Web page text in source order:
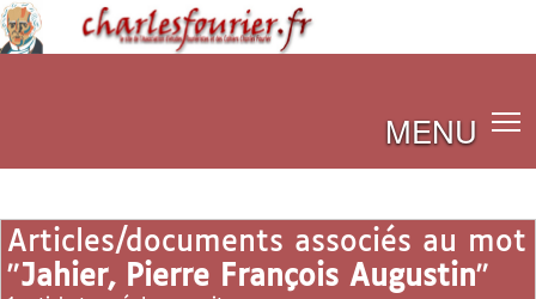
MENU
Articles/documents associés au mot
"Jahier, Pierre François Augustin"